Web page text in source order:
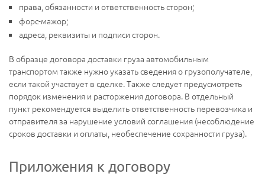
права, обязанности и ответственность сторон;
форс-мажор;
адреса, реквизиты и подписи сторон.
В образце договора доставки груза автомобильным
транспортом также нужно указать сведения о грузополучателе,
если такой участвует в сделке. Также следует предусмотреть
порядок изменения и расторжения договора. В отдельный
пункт рекомендуется выделить ответственность перевозчика и
отправителя за нарушение условий соглашения (несоблюдение
сроков доставки и оплаты, необеспечение сохранности груза).
Приложения к договору